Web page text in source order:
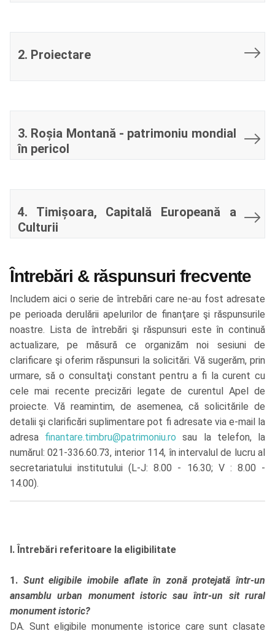
2. Proiectare
3. Roșia Montană - patrimoniu mondial
în pericol
4. Timișoara, Capitală Europeană a
Culturii
Întrebări & răspunsuri frecvente
Includem aici o serie de întrebări care ne-au fost adresate
pe perioada derulării apelurilor de finanţare şi răspunsurile
noastre. Lista de întrebări şi răspunsuri este în continuă
actualizare, pe măsură ce organizăm noi sesiuni de
clarificare şi oferim răspunsuri la solicitări. Vă sugerăm, prin
urmare, să o consultaţi constant pentru a fi la curent cu
cele mai recente precizări legate de curentul Apel de
proiecte. Vă reamintim, de asemenea, că solicitările de
detalii şi clarificări suplimentare pot fi adresate via e-mail la
adresa finantare.timbru@patrimoniu.ro sau la telefon, la
numărul: 021-336.60.73, interior 114, în intervalul de lucru al
secretariatului institutului (L-J: 8.00 - 16.30; V : 8.00 -
14.00).
I. Întrebări referitoare la eligibilitate
1. Sunt eligibile imobile aflate în zonă protejată într-un
ansamblu urban monument istoric sau într-un sit rural
monument istoric?
DA. Sunt eligibile monumente istorice care sunt clasate